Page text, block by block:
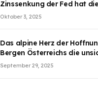
Zinssenkung der Fed hat die
Aufmerksamkeit des
Oktober 3, 2025
Das alpine Herz der
Bergen Österreichs die
Wunden des Kriegesheilen
September 29, 2025